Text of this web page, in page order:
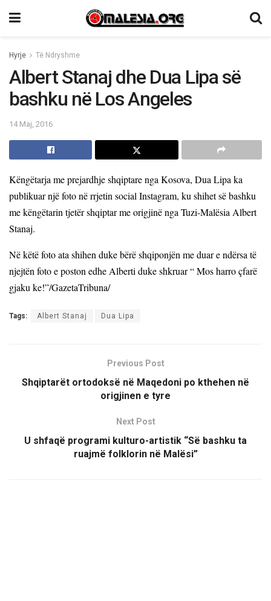
Hyrje Të Ndryshme
Albert Stanaj dhe Dua Lipa së
bashku në Los Angeles
14 Maj, 2016
Këngëtarja me prejardhje shqiptare nga Kosova, Dua Lipa ka
publikuar një foto në rrjetin social Instagram, ku shihet së bashku
me këngëtarin tjetër shqiptar me origjinë nga Tuzi-Malësia Albert
Stanaj.
Në këtë foto ata shihen duke bërë shqiponjën me duar e ndërsa të
njejtën foto e poston edhe Alberti duke shkruar “Mos harro çfarë
gjaku ke!”/GazetaTribuna/
Tags: Albert Stanaj Dua Lipa
Previous Post
Shqiptarët ortodoksë në Maqedoni po kthehen në
origjinen e tyre
Next Post
U shfaqë programi kulturo-artistik “Së bashku ta
ruajmë folklorin në Malësi”